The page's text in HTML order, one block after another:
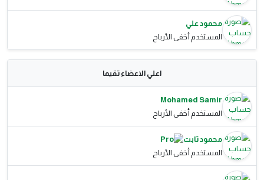
محمود علي
المستخدم أخفى الأرباح
اعلي الاعضاء تقيما
Mohamed Samir
المستخدم أخفى الأرباح
محمود ثابت
المستخدم أخفى الأرباح